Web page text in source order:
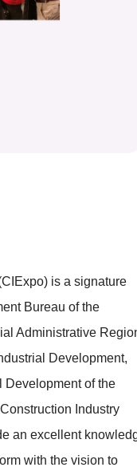
is a signature
Bureau of the
Administrative
Development,
Development of the
Industry
an excellent
with the vision to